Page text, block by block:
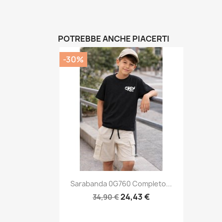
POTREBBE ANCHE PIACERTI
Anteprima
Sarabanda 0G760 Completo...
34,90 €24,43 €
-30%